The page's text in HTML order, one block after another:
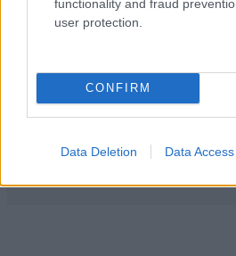
functionality and fraud
user protection.
CONFIRM
Data Deletion Data Access
Σέρβο: «Όλα έγιναν σε
δευτερολέπτου»